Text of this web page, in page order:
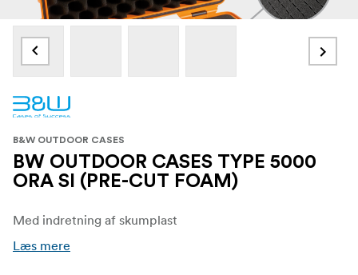
B&W OUTDOOR CASES
BW OUTDOOR CASES TYPE 5000
ORA SI (PRE-CUT FOAM)
Med indretning af skumplast
Læs mere